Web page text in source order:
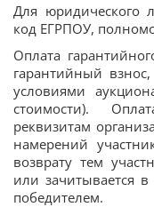
Для юридического
код ЕГРПОУ,
Оплата
гарантийный взнос,
условиями
стоимости).
реквизитам
намерений
возврату тем
или зачитывается в
победителем.